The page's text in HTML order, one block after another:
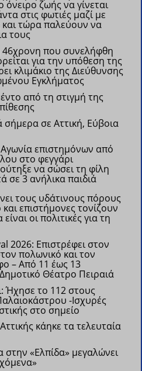
όνειρο ζωής να γίνεται
στις φωτιές μαζί με
τώρα παλεύουν να
τους
46χρονη που συνελήφθη
για την υπόθεση της
κλιμάκιο της Διεύθυνσης
Εγκλήματος
από τη στιγμή της
σήμερα σε Αττική, Εύβοια
επιστημόνων από
στο φεγγάρι
να σώσει τη φίλη
σε 3 ανήλικα παιδιά
τους υδάτινους πόρους
επιστήμονες τονίζουν
οι πολιτικές για τη
2026: Επιστρέφει στον
πολωνικό και τον
–Από 11 έως 13
Θέατρο Πειραιά
Ήχησε το 112 στους
-Ισχυρές
στο σημείο
κάηκε τα τελευταία
«Ελπίδα» μεγαλώνει